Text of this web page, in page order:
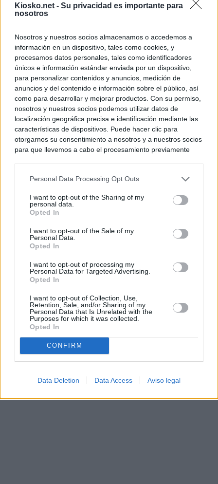
Kiosko.net - Su privacidad es importante para
nosotros
Nosotros y nuestros socios almacenamos o accedemos a
información en un dispositivo, tales como cookies, y
procesamos datos personales, tales como identificadores
únicos e información estándar enviada por un dispositivo,
para personalizar contenidos y anuncios, medición de
anuncios y del contenido e información sobre el público, así
como para desarrollar y mejorar productos. Con su permiso,
nosotros y nuestros socios podemos utilizar datos de
localización geográfica precisa e identificación mediante las
características de dispositivos. Puede hacer clic para
otorgarnos su consentimiento a nosotros y a nuestros socios
para que llevemos a cabo el procesamiento previamente
negar su consentimiento. Tenga en cuenta que algún
de su consentimiento, pero usted tiene el derecho de
rechazar tal procesamiento. Sus preferencias se aplicarán
cualquier momento entrando de nuevo en este sitio web o
visitando nuestra política de privacidad.
Personal Data Processing Opt Outs
I want to opt-out of the Sharing of my
personal data.
Opted In
I want to opt-out of the Sale of my
Personal Data.
Opted In
I want to opt-out of processing my
Personal Data for Targeted Advertising.
Opted In
I want to opt-out of Collection, Use,
Retention, Sale, and/or Sharing of my
Personal Data that Is Unrelated with the
Purposes for which it was collected.
Opted In
CONFIRM
Data Deletion Data Access Aviso legal